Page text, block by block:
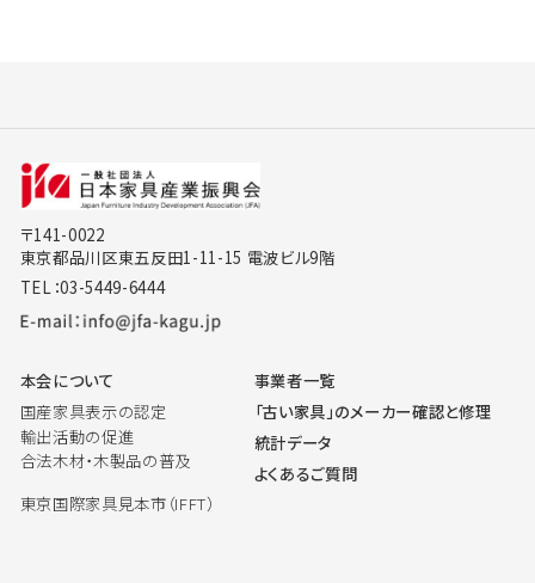
〒141-0022
東京都品川区東五反田1-11-15 電波ビル9階
TEL：03-5449-6444
本会について
国産家具表示の認定
輸出活動の促進
合法木材・木製品の普及
東京国際家具見本市（IFFT）
事業者一覧
「古い家具」のメーカー確認と修理
統計データ
よくあるご質問